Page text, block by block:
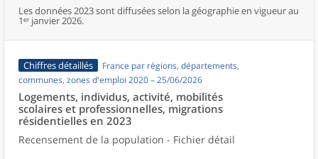
Les données 2023 sont diffusées selon la géographie en vigueur au
1ᵉʳ janvier 2026.
Chiffres détaillés
France par régions, départements,
communes, zones d'emploi 2020 – 25/06/2026
Logements, individus, activité, mobilités
scolaires et professionnelles, migrations
résidentielles en 2023
Recensement de la population - Fichier détail